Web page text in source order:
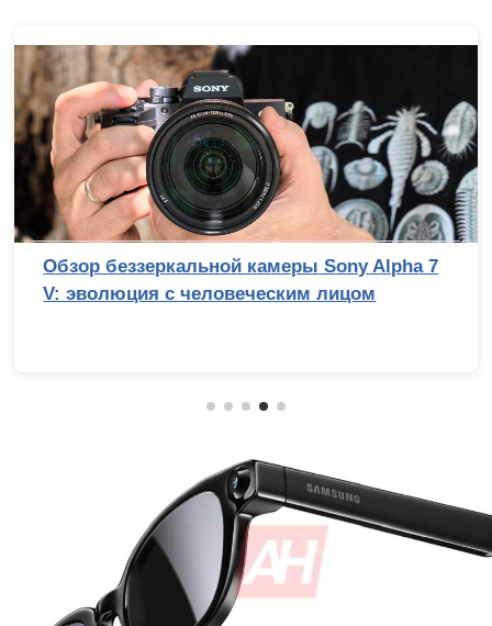
Обзор беззеркальной камеры Sony Alpha 7
V: эволюция с человеческим лицом